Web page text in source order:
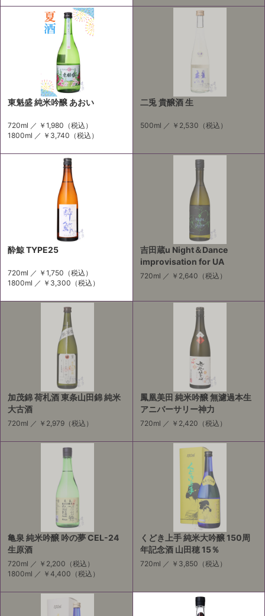
東魁盛 純米吟醸 あおい
720ml ／ ￥1,980 （税込）
1800ml ／ ￥3,740 （税込）
二兎 貴醸酒 生
500ml ／ ￥2,530 （税込）
酔鯨 TYPE25
720ml ／ ￥1,750 （税込）
1800ml ／ ￥3,300 （税込）
吉田蔵u Night＆Dance
improvisation for UA
720ml ／ ￥2,640 （税込）
加茂錦 荷札酒 東条山田錦 純米
大古酒
720ml ／ ￥2,979 （税込）
鳳凰美田 純米吟醸 無濾過本生
アニバーサリー神力
720ml ／ ￥2,420 （税込）
亀泉 純米吟醸 吟の夢 CEL-24
生原酒
720ml ／ ￥2,200 （税込）
1800ml ／ ￥4,400 （税込）
くどき上手 純米大吟醸 150周
年記念酒 山田穂 15％
720ml ／ ￥3,850 （税込）